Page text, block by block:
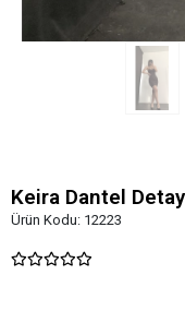
Keira Dantel
Ürün Kodu: 12223